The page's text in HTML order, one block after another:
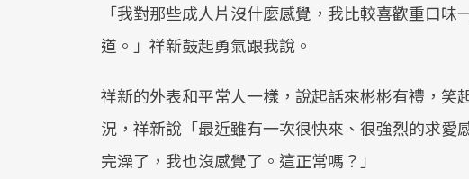
「我對那些成人片沒什麼感覺，我比較喜歡重口
道。」祥新鼓起勇氣跟我說。
祥新的外表和平常人一樣，說起話來彬彬有禮，笑
況，祥新說「最近雖有一次很快來、很強烈的求
完澡了，我也沒感覺了。這正常嗎？」